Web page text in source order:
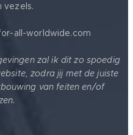
vezels.
all-worldwide.com
zal ik dit zo spoedig
zodra jij met de juiste
van feiten en/of